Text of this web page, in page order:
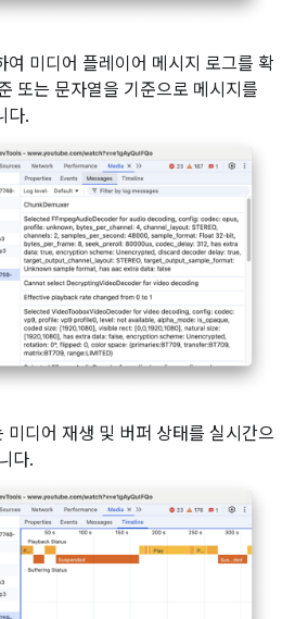
여 미디어 플레이어 메시지 로그를 확
또는 문자열을 기준으로 메시지를
다.
미디어 재생 및 버퍼 상태를 실시간으
다.